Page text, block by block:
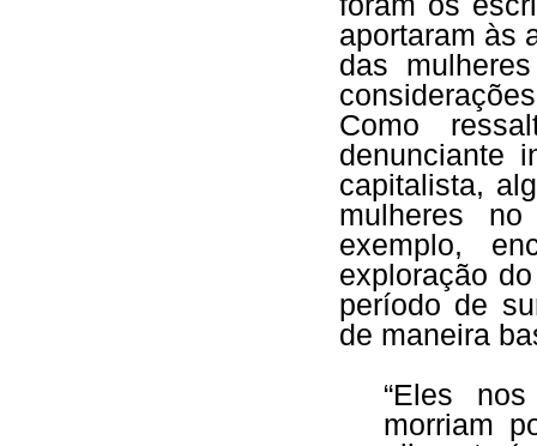
aportaram às
das
Como
denunciante
capitalista,
mulheres
exemplo,
exploração
período de
de maneira
“Eles
morriam